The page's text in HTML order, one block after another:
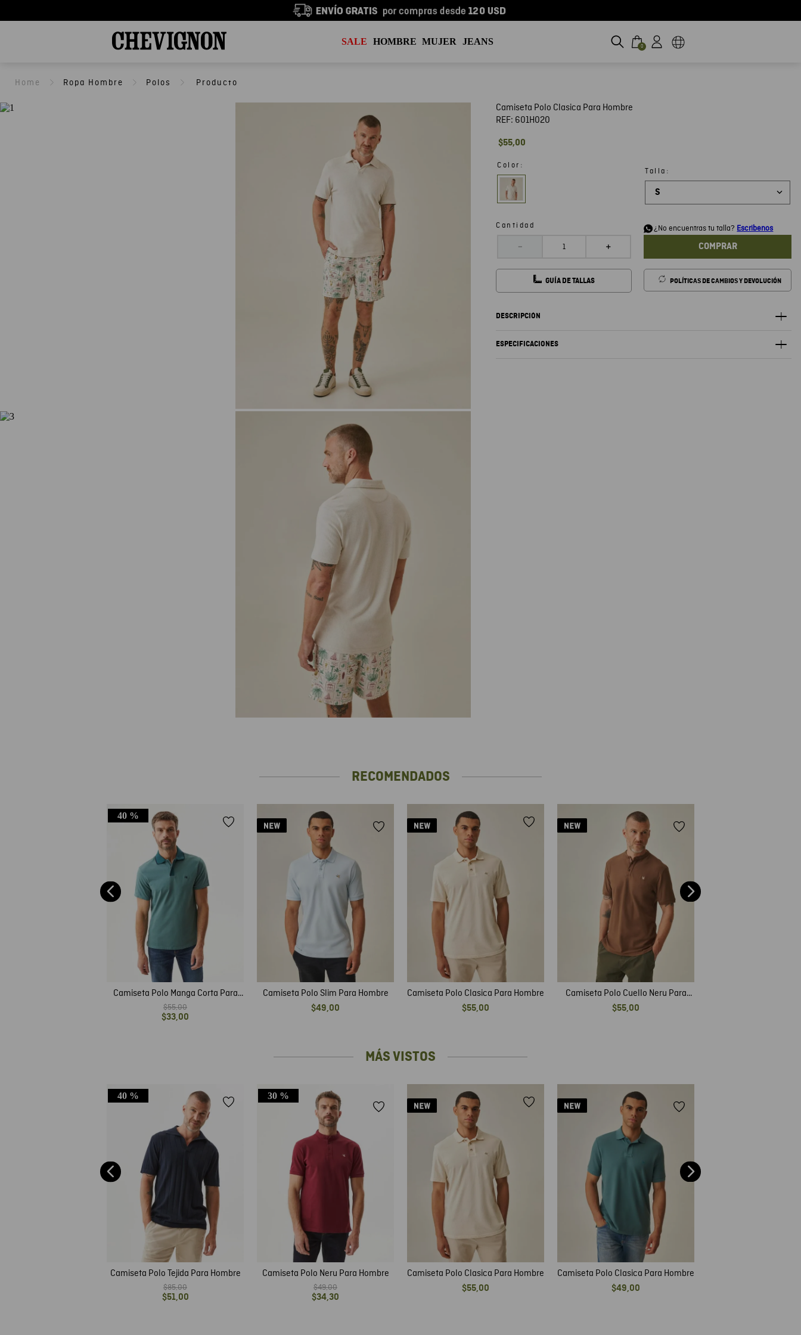
SALE HOMBRE MUJER JEANS 0
Ropa Hombre Polos
Camiseta Polo Clasica Para Hombre
REF: 601H020
$55,00
Color :
Talla :
S
¿No encuentras tu talla? Escribenos
Cantidad
＋
－ COMPRAR
GUÍA DE TALLAS POLÍTICAS DE CAMBIOS Y DEVOLUCIÓN
DESCRIPCIÓN
ESPECIFICACIONES
RECOMENDADOS
40 %
Camiseta Polo Manga Corta Para
Hombre
$55,00
$33,00
Camiseta Polo Slim Para Hombre
$49,00
Camiseta Polo Clasica Para Hombre
$55,00
Camiseta Polo Cuello Neru Para
Hombre
$55,00
MÁS VISTOS
40 %
Camiseta Polo Tejida Para Hombre
$85,00
$51,00
30 %
Camiseta Polo Neru Para Hombre
$49,00
$34,30
Camiseta Polo Clasica Para Hombre
$55,00
Camiseta Polo Clasica Para Hombre
$49,00